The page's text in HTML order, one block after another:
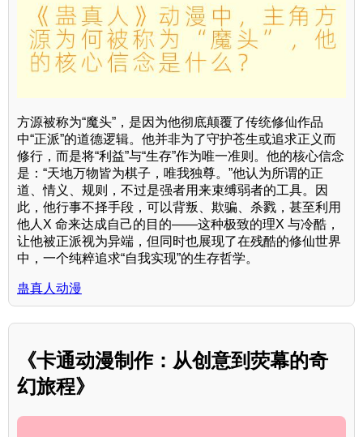
方源被称为“魔头”，是因为他彻底颠覆了传统修仙作品
中“正派”的道德逻辑。他并非为了守护苍生或追求正义而
修行，而是将“利益”与“生存”作为唯一准则。他的核心信念
是：“天地万物皆为棋子，唯我独尊。”他认为所谓的正
道、情义、规则，不过是强者用来束缚弱者的工具。因
此，他行事不择手段，可以背叛、欺骗、杀戮，甚至利用
他人X 命来达成自己的目的——这种极致的理X 与冷酷，
让他被正派视为异端，但同时也展现了在残酷的修仙世界
中，一个纯粹追求“自我实现”的生存哲学。
蛊真人动漫
《卡通动漫制作：从创意到荧幕的奇
幻旅程》